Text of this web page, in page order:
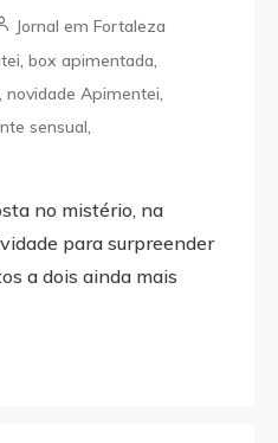
Jornal em Fortaleza
,box apimentada
,novidade Apimentei
sensual
no mistério, na
para surpreender
a dois ainda mais